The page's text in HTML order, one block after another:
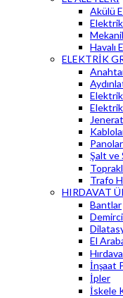
Akülü
Havalı
ELEKTRİK
Panolar
Şalt ve
Trafo
HIRDAVAT
Bantlar
El
İnşaat
İpler
İskele